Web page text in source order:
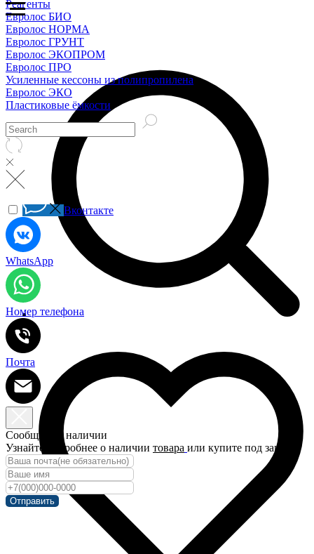
Реагенты
Евролос БИО
Евролос НОРМА
Евролос ГРУНТ
Евролос ЭКОПРОМ
Евролос ПРО
Усиленные кессоны из полипропилена
Евролос ЭКО
Пластиковые ёмкости
Вконтакте
WhatsApp
Номер телефона
Почта
Сообщить о наличии
Узнайте подробнее о наличии товара или купите под заказ!
Отправить